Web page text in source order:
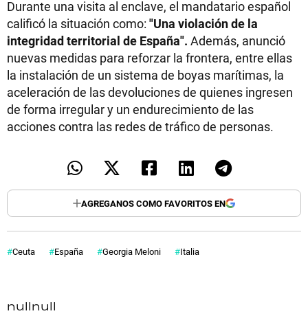
Durante una visita al enclave, el mandatario español
calificó la situación como: "Una violación de la
integridad territorial de España". Además, anunció
nuevas medidas para reforzar la frontera, entre ellas
la instalación de un sistema de boyas marítimas, la
aceleración de las devoluciones de quienes ingresen
de forma irregular y un endurecimiento de las
acciones contra las redes de tráfico de personas.
AGREGANOS COMO FAVORITOS EN
Ceuta España Georgia Meloni Italia
nullnull